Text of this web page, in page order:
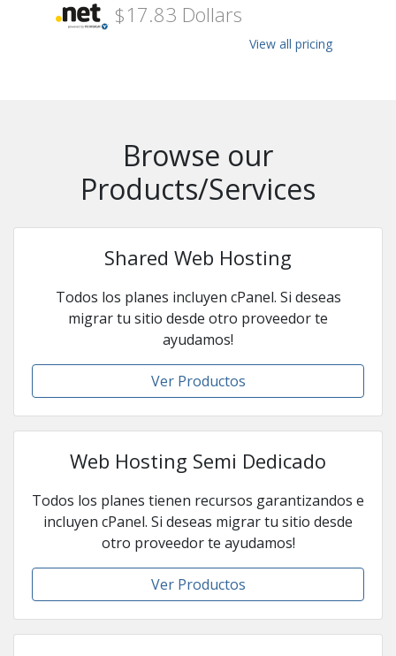
$17.83 Dollars
View all pricing
Browse our
Products/Services
Shared Web Hosting
Todos los planes incluyen cPanel. Si deseas
migrar tu sitio desde otro proveedor te
ayudamos!
Ver Productos
Web Hosting Semi Dedicado
Todos los planes tienen recursos garantizandos e
incluyen cPanel. Si deseas migrar tu sitio desde
otro proveedor te ayudamos!
Ver Productos